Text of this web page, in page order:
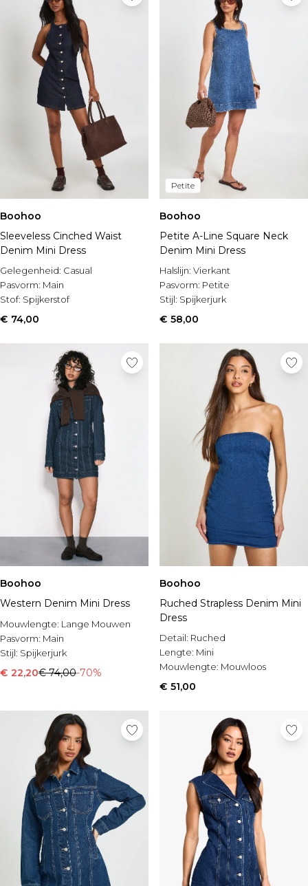
Boohoo
Sleeveless Cinched Waist
Denim Mini Dress
Gelegenheid: Casual
Pasvorm: Main
Stof: Spijkerstof
€ 74,00
Petite
Boohoo
Petite A-Line Square Neck
Denim Mini Dress
Halslijn: Vierkant
Pasvorm: Petite
Stijl: Spijkerjurk
€ 58,00
Boohoo
Western Denim Mini Dress
Mouwlengte: Lange Mouwen
Pasvorm: Main
Stijl: Spijkerjurk
€ 22,20€ 74,00-70%
Boohoo
Ruched Strapless Denim Mini
Dress
Detail: Ruched
Lengte: Mini
Mouwlengte: Mouwloos
€ 51,00